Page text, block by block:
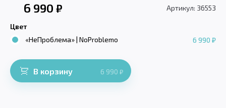
6 990 ₽ Артикул: 36553
Цвет
«НеПроблема» | NoProblemo
6 990 ₽
В корзину 6 990 ₽